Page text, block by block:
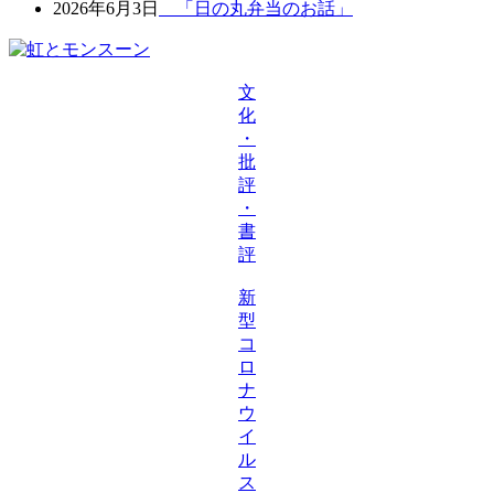
2026年6月3日 「日の丸弁当のお話」
文
化
・
批
評
・
書
評
新
型
コ
ロ
ナ
ウ
イ
ル
ス